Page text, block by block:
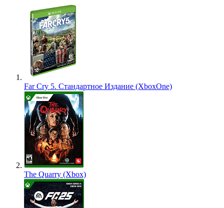
Far Cry 5. Стандартное Издание (XboxOne)
The Quarry (Xbox)